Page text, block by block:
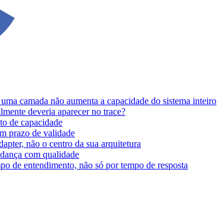
camada não aumenta a capacidade do sistema inteiro
deveria aparecer no trace?
de capacidade
prazo de validade
não o centro da sua arquitetura
com qualidade
de entendimento, não só por tempo de resposta